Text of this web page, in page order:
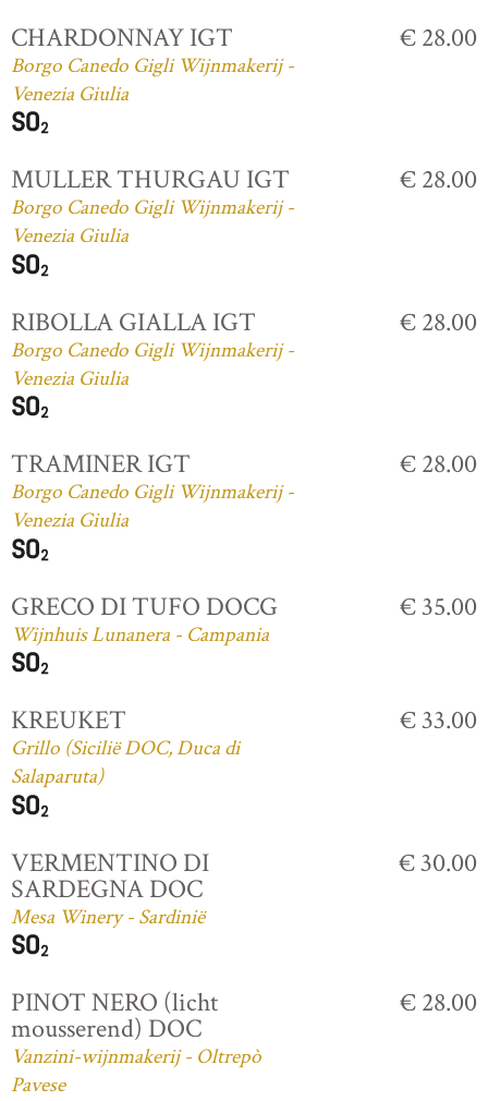
CHARDONNAY IGT
Borgo Canedo Gigli Wijnmakerij -
Venezia Giulia
€ 28.00
MULLER THURGAU IGT
Borgo Canedo Gigli Wijnmakerij -
Venezia Giulia
€ 28.00
RIBOLLA GIALLA IGT
Borgo Canedo Gigli Wijnmakerij -
Venezia Giulia
€ 28.00
TRAMINER IGT
Borgo Canedo Gigli Wijnmakerij -
Venezia Giulia
€ 28.00
GRECO DI TUFO DOCG
Wijnhuis Lunanera - Campania
€ 35.00
KREUKET
Grillo (Sicilië DOC, Duca di
Salaparuta)
€ 33.00
VERMENTINO DI
SARDEGNA DOC
Mesa Winery - Sardinië
€ 30.00
PINOT NERO (licht
mousserend) DOC
Vanzini-wijnmakerij - Oltrepò
Pavese
€ 28.00